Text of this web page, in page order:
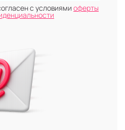
с условиями оферты